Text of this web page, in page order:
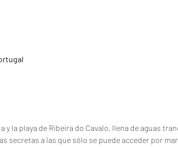
y la playa de Ribeira do Cavalo, llena de aguas
secretas a las que sólo se puede acceder por mar